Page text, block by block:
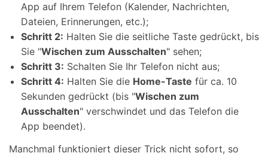
App auf Ihrem Telefon (Kalender, Nachrichten,
Dateien, Erinnerungen, etc.);
Schritt 2: Halten Sie die seitliche Taste gedrückt, bis
Sie "Wischen zum Ausschalten" sehen;
Schritt 3: Schalten Sie Ihr Telefon nicht aus;
Schritt 4: Halten Sie die Home-Taste für ca. 10
Sekunden gedrückt (bis "Wischen zum
Ausschalten" verschwindet und das Telefon die
App beendet).
Manchmal funktioniert dieser Trick nicht sofort, so